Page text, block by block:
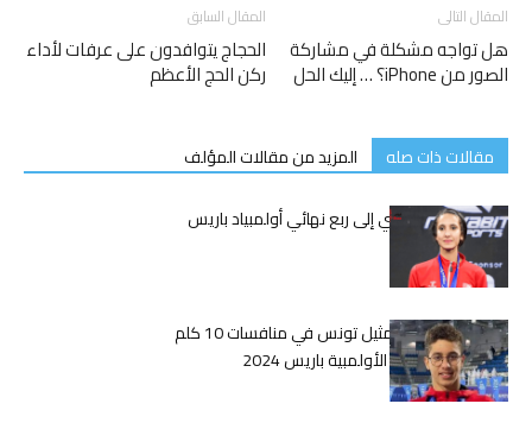
المقال السابق
الحجاج يتوافدون على عرفات لأداء
ركن الحج الأعظم
المقال التالى
هل تواجه مشكلة في مشاركة
الصور من iPhone؟ … إليك الحل
مقالات ذات صله
المزيد من مقالات المؤلف
تأهل إكرام الظاهري إلى ربع نهائي أولمبياد باريس
2024
الجوادي يستعد لتمثيل تونس في منافسات 10 كلم
سباحة في الألعاب الأولمبية باريس 2024